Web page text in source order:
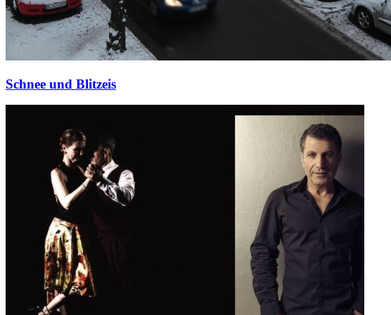
Schnee und Blitzeis